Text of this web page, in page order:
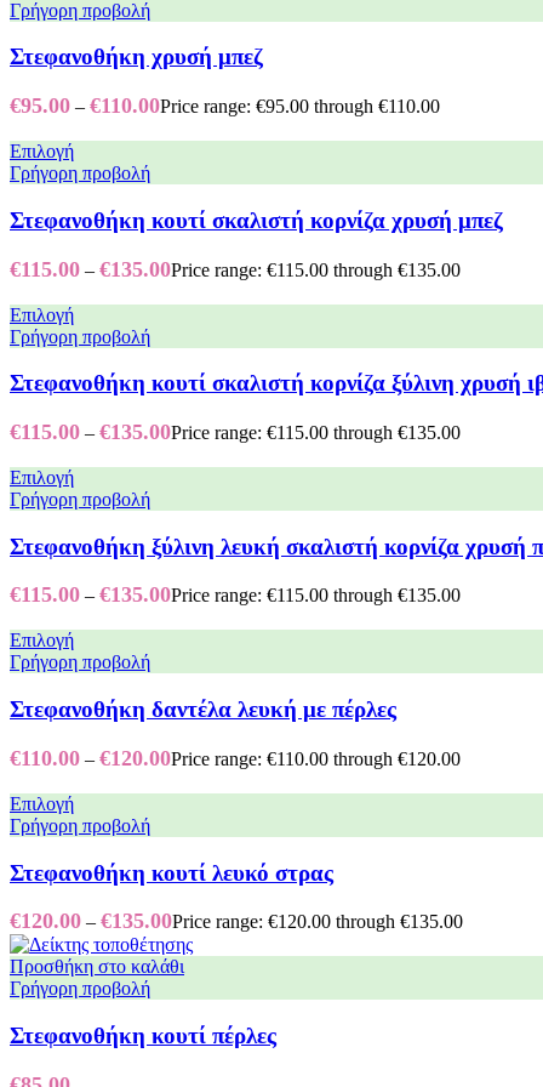
Γρήγορη προβολή
Στεφανοθήκη χρυσή μπεζ
€95.00 – €110.00Price range: €95.00 through €110.00
Επιλογή
Γρήγορη προβολή
Στεφανοθήκη κουτί σκαλιστή κορνίζα χρυσή μπεζ
€115.00 – €135.00Price range: €115.00 through €135.00
Επιλογή
Γρήγορη προβολή
Στεφανοθήκη κουτί σκαλιστή κορνίζα ξύλινη χρυσή
€115.00 – €135.00Price range: €115.00 through €135.00
Επιλογή
Γρήγορη προβολή
Στεφανοθήκη ξύλινη λευκή σκαλιστή κορνίζα χρυσή
€115.00 – €135.00Price range: €115.00 through €135.00
Επιλογή
Γρήγορη προβολή
Στεφανοθήκη δαντέλα λευκή με πέρλες
€110.00 – €120.00Price range: €110.00 through €120.00
Επιλογή
Γρήγορη προβολή
Στεφανοθήκη κουτί λευκό στρας
€120.00 – €135.00Price range: €120.00 through €135.00
Προσθήκη στο καλάθι
Γρήγορη προβολή
Στεφανοθήκη κουτί πέρλες